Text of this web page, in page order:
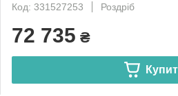
Код: 331527253
Роздріб
72 735 ₴